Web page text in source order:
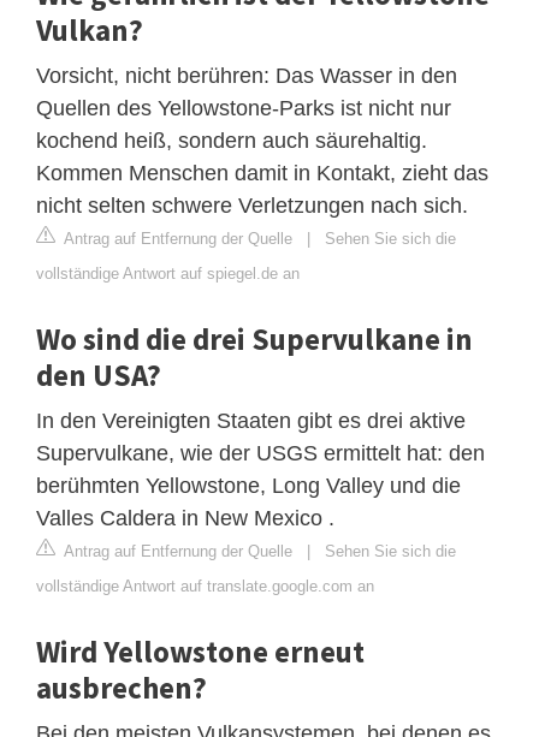
Vulkan?
Vorsicht, nicht berühren: Das Wasser in den
Quellen des Yellowstone-Parks ist nicht nur
kochend heiß, sondern auch säurehaltig.
Kommen Menschen damit in Kontakt, zieht das
nicht selten schwere Verletzungen nach sich.
Antrag auf Entfernung der Quelle | Sehen Sie sich die
vollständige Antwort auf spiegel.de an
Wo sind die drei Supervulkane in
den USA?
In den Vereinigten Staaten gibt es drei aktive
Supervulkane, wie der USGS ermittelt hat: den
berühmten Yellowstone, Long Valley und die
Valles Caldera in New Mexico .
Antrag auf Entfernung der Quelle | Sehen Sie sich die
vollständige Antwort auf translate.google.com an
Wird Yellowstone erneut
ausbrechen?